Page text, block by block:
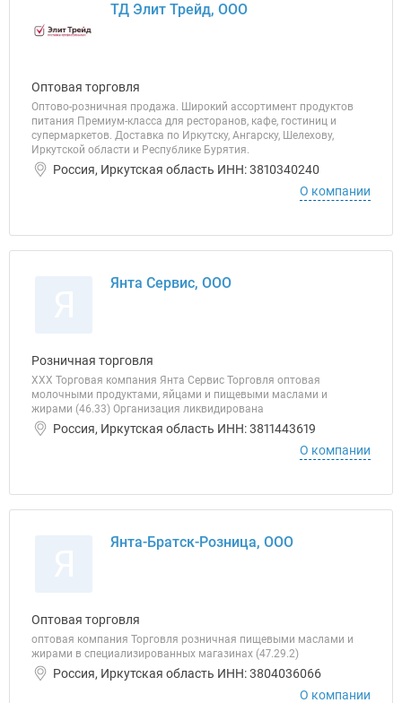
ТД Элит Трейд, ООО
Оптовая торговля
Оптово-розничная продажа. Широкий ассортимент продуктов
питания Премиум-класса для ресторанов, кафе, гостиниц и
супермаркетов. Доставка по Иркутску, Ангарску, Шелехову,
Иркутской области и Республике Бурятия.
Россия, Иркутская область ИНН: 3810340240
О компании
Янта Сервис, ООО
Розничная торговля
ХХХ Торговая компания Янта Сервис Торговля оптовая
молочными продуктами, яйцами и пищевыми маслами и
жирами (46.33) Организация ликвидирована
Россия, Иркутская область ИНН: 3811443619
О компании
Янта-Братск-Розница, ООО
Оптовая торговля
оптовая компания Торговля розничная пищевыми маслами и
жирами в специализированных магазинах (47.29.2)
Россия, Иркутская область ИНН: 3804036066
О компании